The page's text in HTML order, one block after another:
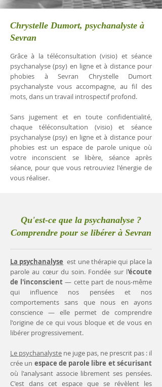
Chrystelle Dumort, psychanalyste à
Sevran
Grâce à la téléconsultation (visio) et séance
psychanalyse (psy) en ligne et à distance pour
phobies à Sevran Chrystelle Dumort
psychanalyste vous accompagne, au fil des
mots, dans un travail introspectif profond.
Sans jugement et en toute confidentialité,
chaque téléconsultation (visio) et séance
psychanalyse (psy) en ligne et à distance pour
phobies est un espace de parole unique où
votre inconscient se libère, séance après
séance, pour que vous retrouviez l'énergie de
vous réaliser.
Qu'est-ce que la psychanalyse ?
Comprendre pour se libérer à Sevran
La psychanalyse est une thérapie qui place la
parole au cœur du soin. Fondée sur l'écoute
de l'inconscient— cette part de nous-même
qui influence nos pensées et nos
comportements sans que nous en ayons
conscience — elle permet de comprendre
l'origine de ce qui vous bloque et de vous en
libérer progressivement.
Le psychanalyste ne juge pas, ne prescrit pas : il
crée un espace de parole libre et sécurisant
où l'analysant associe librement ses pensées.
C'est dans cet espace que se révèlent les